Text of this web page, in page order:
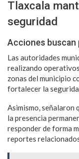
Tlaxcala
seguridad
Acciones buscan
Las autoridades
realizando
zonas del municipio
fortalecer la
Asimismo, señalaron
la presencia
responder de forma
reportes